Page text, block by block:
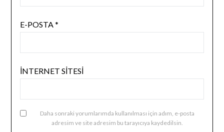
E-POSTA*
İNTERNET SITESI
Daha sonraki yorumlarımda kullanılması için adım, e-posta
adresim ve site adresim bu tarayıcıya kaydedilsin.